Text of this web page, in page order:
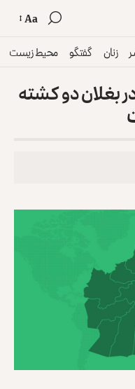
Aa
زنان گفتگو محیط زیست
بغلان دو کشته